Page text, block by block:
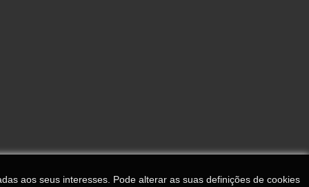
aos seus interesses. Pode alterar as suas definições de cookies